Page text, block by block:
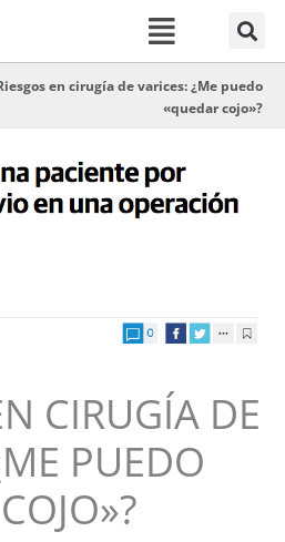
Menú
en cirugía de varices: ¿Me puedo
«quedar cojo»?
CIRUGÍA DE
PUEDO